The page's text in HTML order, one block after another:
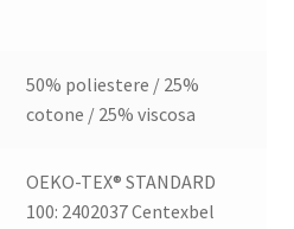
50% poliestere / 25%
cotone / 25% viscosa
OEKO-TEX® STANDARD
100: 2402037 Centexbel